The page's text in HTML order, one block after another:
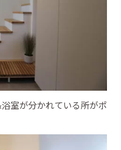
室が分かれている所がポ